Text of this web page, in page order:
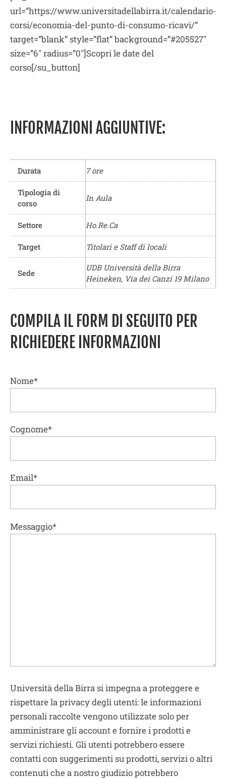
url=”https://www.universitadellabirra.it/calendario-
corsi/economia-del-punto-di-consumo-ricavi/”
target=”blank” style=”flat” background=”#205527″
size=”6″ radius=”0″]Scopri le date del
corso[/su_button]
INFORMAZIONI AGGIUNTIVE:
Durata 7 ore
Tipologia di
corso
In Aula
Settore Ho.Re.Ca
Target Titolari e Staff di locali
Sede
UDB Università della Birra
Heineken, Via dei Canzi 19 Milano
COMPILA IL FORM DI SEGUITO PER
RICHIEDERE INFORMAZIONI
Nome*
Cognome*
Email*
Messaggio*
Università della Birra si impegna a proteggere e
rispettare la privacy degli utenti: le informazioni
personali raccolte vengono utilizzate solo per
amministrare gli account e fornire i prodotti e
servizi richiesti. Gli utenti potrebbero essere
contatti con suggerimenti su prodotti, servizi o altri
contenuti che a nostro giudizio potrebbero